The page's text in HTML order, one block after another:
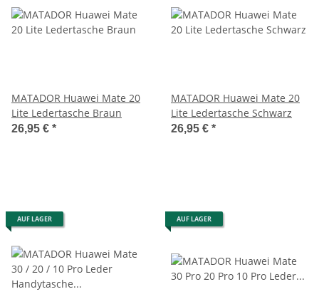
MATADOR Huawei Mate 20
Lite Ledertasche Braun
26,95 € *
MATADOR Huawei Mate 20
Lite Ledertasche Schwarz
26,95 € *
AUF LAGER AUF LAGER